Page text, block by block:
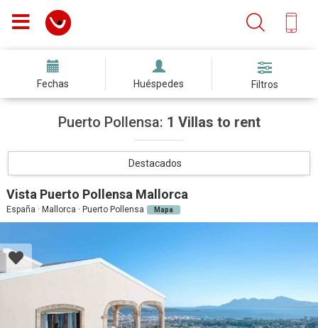
Fechas Huéspedes Filtros
Puerto Pollensa: 1 Villas to rent
Destacados
Vista Puerto Pollensa Mallorca
España · Mallorca · Puerto Pollensa Mapa